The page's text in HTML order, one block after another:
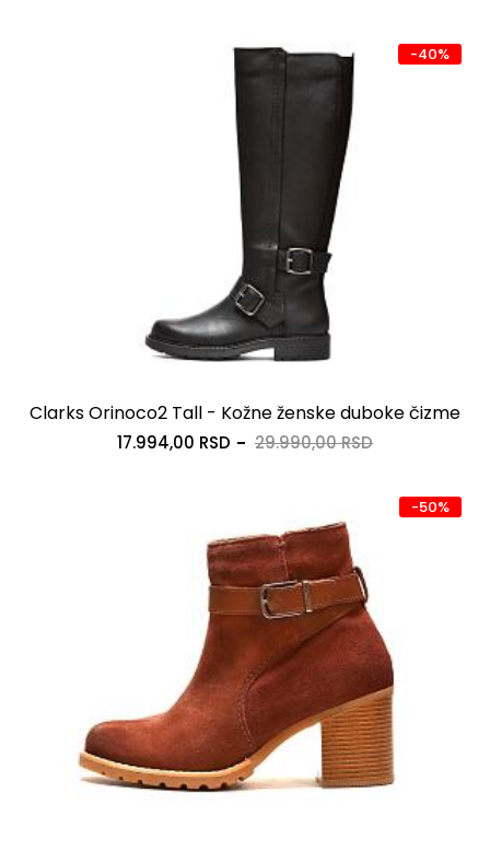
-40%
Clarks Orinoco2 Tall - Kožne ženske duboke čizme
17.994,00 RSD 29.990,00 RSD
-50%